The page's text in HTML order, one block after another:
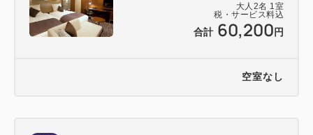
大人 2名 1 室
税・サービス料込
合計 60,200 円
空室なし